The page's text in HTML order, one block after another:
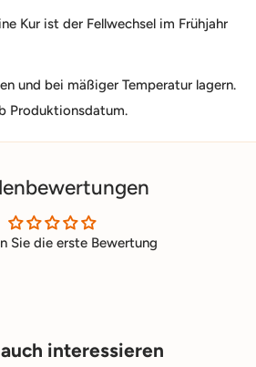
Kur ist der Fellwechsel im Frühjahr
und bei mäßiger Temperatur lagern.
Produktionsdatum.
Sie die erste Bewertung
interessieren